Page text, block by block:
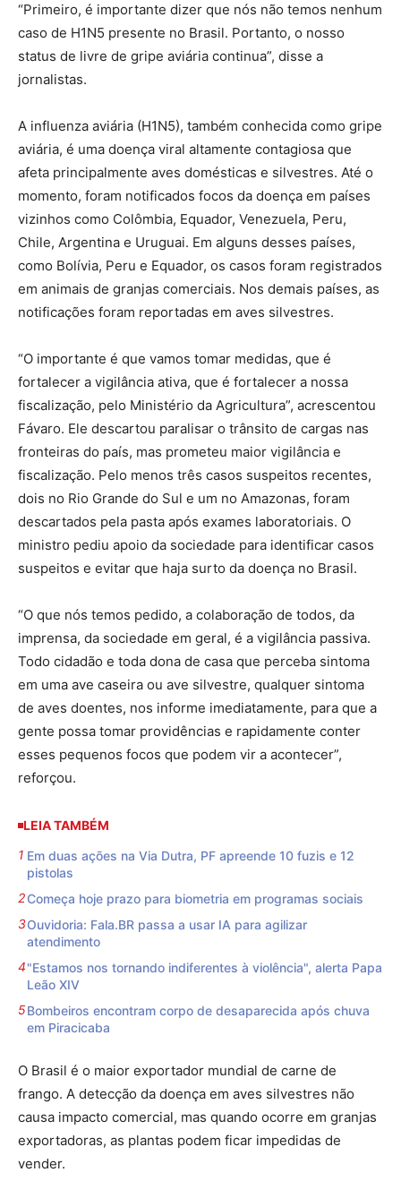
“Primeiro, é importante dizer que nós não temos nenhum
caso de H1N5 presente no Brasil. Portanto, o nosso
status de livre de gripe aviária continua”, disse a
jornalistas.
A influenza aviária (H1N5), também conhecida como gripe
aviária, é uma doença viral altamente contagiosa que
afeta principalmente aves domésticas e silvestres. Até o
momento, foram notificados focos da doença em países
vizinhos como Colômbia, Equador, Venezuela, Peru,
Chile, Argentina e Uruguai. Em alguns desses países,
como Bolívia, Peru e Equador, os casos foram registrados
em animais de granjas comerciais. Nos demais países, as
notificações foram reportadas em aves silvestres.
“O importante é que vamos tomar medidas, que é
fortalecer a vigilância ativa, que é fortalecer a nossa
fiscalização, pelo Ministério da Agricultura”, acrescentou
Fávaro. Ele descartou paralisar o trânsito de cargas nas
fronteiras do país, mas prometeu maior vigilância e
fiscalização. Pelo menos três casos suspeitos recentes,
dois no Rio Grande do Sul e um no Amazonas, foram
descartados pela pasta após exames laboratoriais. O
ministro pediu apoio da sociedade para identificar casos
suspeitos e evitar que haja surto da doença no Brasil.
“O que nós temos pedido, a colaboração de todos, da
imprensa, da sociedade em geral, é a vigilância passiva.
Todo cidadão e toda dona de casa que perceba sintoma
em uma ave caseira ou ave silvestre, qualquer sintoma
de aves doentes, nos informe imediatamente, para que a
gente possa tomar providências e rapidamente conter
esses pequenos focos que podem vir a acontecer”,
reforçou.
LEIA TAMBÉM
Em duas ações na Via Dutra, PF apreende 10 fuzis e 12
pistolas
Começa hoje prazo para biometria em programas sociais
Ouvidoria: Fala.BR passa a usar IA para agilizar
atendimento
"Estamos nos tornando indiferentes à violência", alerta Papa
Leão XIV
Bombeiros encontram corpo de desaparecida após chuva
em Piracicaba
O Brasil é o maior exportador mundial de carne de
frango. A detecção da doença em aves silvestres não
causa impacto comercial, mas quando ocorre em granjas
exportadoras, as plantas podem ficar impedidas de
vender.